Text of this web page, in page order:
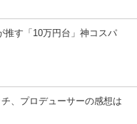
推す「10万円台」神コスパ
チ、プロデューサーの感想は